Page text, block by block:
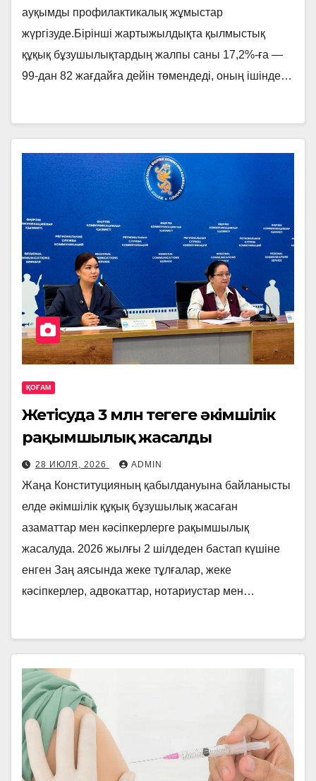
ауқымды профилактикалық жұмыстар
жүргізуде.Бірінші жартыжылдықта қылмыстық
құқық бұзушылықтардың жалпы саны 17,2%-ға —
99-дан 82 жағдайға дейін төмендеді, оның ішінде…
ҚОҒАМ
Жетісуда 3 млн теңгеге әкімшілік
рақымшылық жасалды
28 ИЮЛЯ, 2026 ADMIN
Жаңа Конституцияның қабылдануына байланысты
елде әкімшілік құқық бұзушылық жасаған
азаматтар мен кәсіпкерлерге рақымшылық
жасалуда. 2026 жылғы 2 шілдеден бастап күшіне
енген Заң аясында жеке тұлғалар, жеке
кәсіпкерлер, адвокаттар, нотариустар мен…